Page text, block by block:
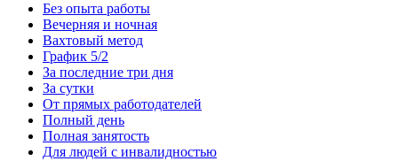
Без опыта работы
Вечерняя и ночная
Вахтовый метод
График 5/2
За последние три дня
За сутки
От прямых работодателей
Полный день
Полная занятость
Для людей с инвалидностью